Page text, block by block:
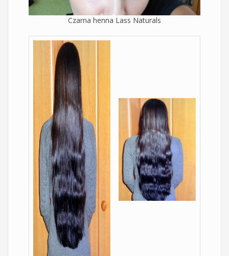
Czarna henna Lass Naturals